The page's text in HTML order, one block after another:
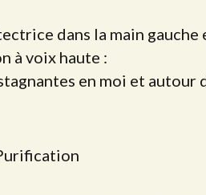
dans la main gauche
à voix haute :
en moi et autour